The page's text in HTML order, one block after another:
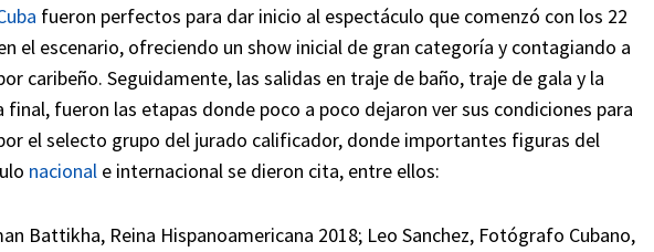
fueron perfectos para dar inicio al espectáculo que comenzó con los 22
el escenario, ofreciendo un show inicial de gran categoría y contagiando a
caribeño. Seguidamente, las salidas en traje de baño, traje de gala y la
final, fueron las etapas donde poco a poco dejaron ver sus condiciones para
el selecto grupo del jurado calificador, donde importantes figuras del
nacional e internacional se dieron cita, entre ellos:
Battikha, Reina Hispanoamericana 2018; Leo Sanchez, Fotógrafo Cubano,